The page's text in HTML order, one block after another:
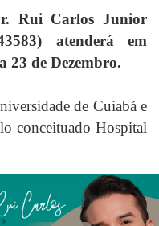
Rui Carlos Junior
atenderá em
23 de Dezembro.
de Cuiabá e
conceituado Hospital